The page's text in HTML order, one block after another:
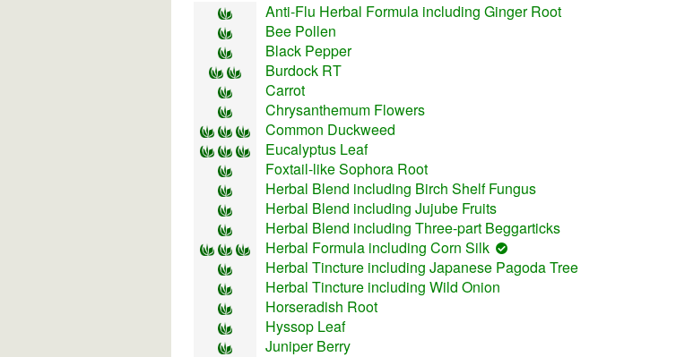
Anti-Flu Herbal Formula including Ginger Root
Bee Pollen
Black Pepper
Burdock RT
Carrot
Chrysanthemum Flowers
Common Duckweed
Eucalyptus Leaf
Foxtail-like Sophora Root
Herbal Blend including Birch Shelf Fungus
Herbal Blend including Jujube Fruits
Herbal Blend including Three-part Beggarticks
Herbal Formula including Corn Silk
Herbal Tincture including Japanese Pagoda Tree
Herbal Tincture including Wild Onion
Horseradish Root
Hyssop Leaf
Juniper Berry